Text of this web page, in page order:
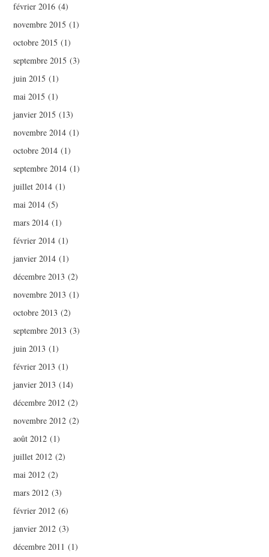
février 2016 (4)
novembre 2015 (1)
octobre 2015 (1)
septembre 2015 (3)
juin 2015 (1)
mai 2015 (1)
janvier 2015 (13)
novembre 2014 (1)
octobre 2014 (1)
septembre 2014 (1)
juillet 2014 (1)
mai 2014 (5)
mars 2014 (1)
février 2014 (1)
janvier 2014 (1)
décembre 2013 (2)
novembre 2013 (1)
octobre 2013 (2)
septembre 2013 (3)
juin 2013 (1)
février 2013 (1)
janvier 2013 (14)
décembre 2012 (2)
novembre 2012 (2)
août 2012 (1)
juillet 2012 (2)
mai 2012 (2)
mars 2012 (3)
février 2012 (6)
janvier 2012 (3)
décembre 2011 (1)